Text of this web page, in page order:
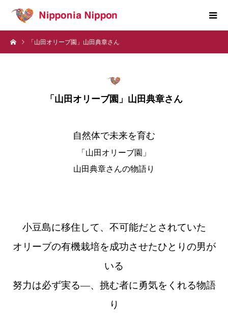
「山田オリーブ園」山田典章さん
「山田オリーブ園」山田典章さん
自然体で未来を育む
「山田オリーブ園」
山田典章さんの物語り
小豆島に移住して、不可能だとされていた
オリーブの有機栽培を成功させたひとりの男が
いる
努力は必ず実る―、挑む者に勇気をくれる物語
り